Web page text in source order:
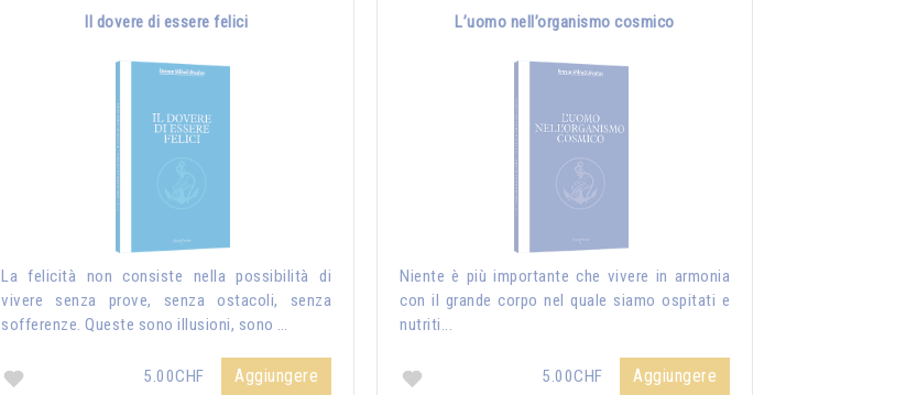
Il dovere di essere felici
La felicità non consiste nella possibilità di
vivere senza prove, senza ostacoli, senza
sofferenze. Queste sono illusioni, sono …
5.00CHF Aggiungere
L’uomo nell’organismo cosmico
Niente è più importante che vivere in armonia
con il grande corpo nel quale siamo ospitati e
nutriti...
5.00CHF Aggiungere